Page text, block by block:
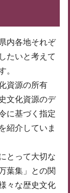
内各地それぞ
たいと考えて
。
資源の所有
文化資源のデ
に基づく指定
紹介していま
とって大切な
葉集」との関
々な歴史文化